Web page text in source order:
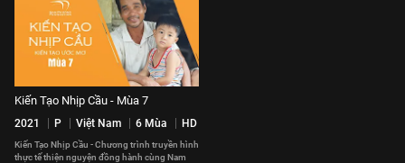
Kiến Tạo Nhịp Cầu - Mùa 7
2021 P Việt Nam 6 Mùa HD
Kiến Tạo Nhịp Cầu - Chương trình truyền hình
thực tế thiện nguyện đồng hành cùng Nam